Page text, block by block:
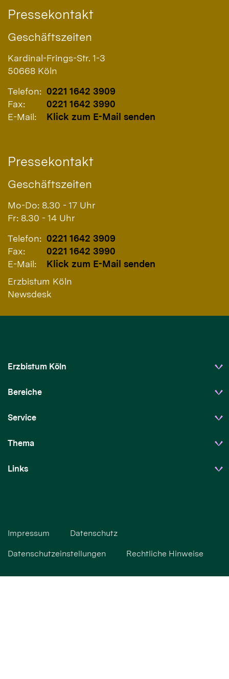
Pressekontakt
Geschäftszeiten
Kardinal-Frings-Str. 1-3
50668 Köln
Telefon: 0221 1642 3909
Fax:
0221 1642 3990
E-Mail:
Klick zum E-Mail senden
Pressekontakt
Geschäftszeiten
Mo-Do: 8.30 - 17 Uhr
Fr: 8.30 - 14 Uhr
Telefon: 0221 1642 3909
Fax:
0221 1642 3990
E-Mail:
Klick zum E-Mail senden
Erzbistum Köln
Newsdesk
Erzbistum Köln
Bereiche
Service
Thema
Links
Impressum Datenschutz
Datenschutzeinstellungen Rechtliche Hinweise